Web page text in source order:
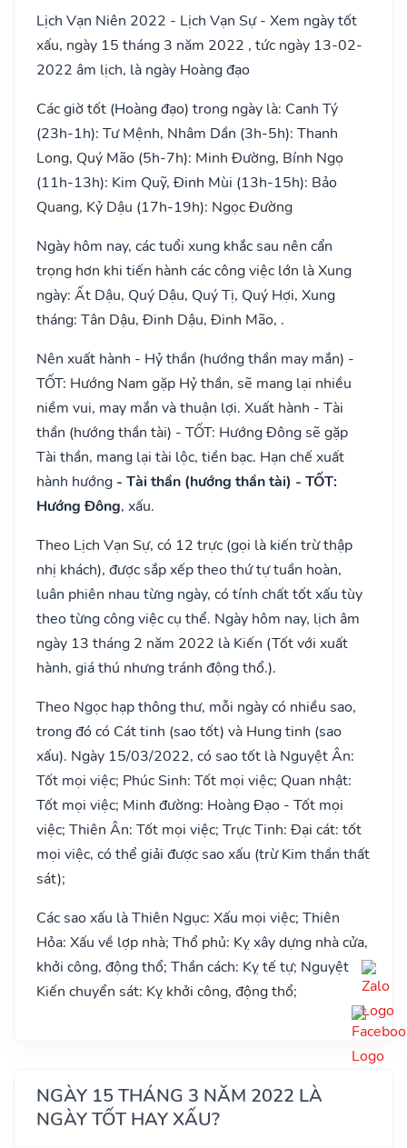
Lịch Vạn Niên 2022 - Lịch Vạn Sự - Xem ngày tốt
xấu, ngày 15 tháng 3 năm 2022 , tức ngày 13-02-
2022 âm lịch, là ngày Hoàng đạo
Các giờ tốt (Hoàng đạo) trong ngày là: Canh Tý
(23h-1h): Tư Mệnh, Nhâm Dần (3h-5h): Thanh
Long, Quý Mão (5h-7h): Minh Đường, Bính Ngọ
(11h-13h): Kim Quỹ, Đinh Mùi (13h-15h): Bảo
Quang, Kỷ Dậu (17h-19h): Ngọc Đường
Ngày hôm nay, các tuổi xung khắc sau nên cẩn
trọng hơn khi tiến hành các công việc lớn là Xung
ngày: Ất Dậu, Quý Dậu, Quý Tị, Quý Hợi, Xung
tháng: Tân Dậu, Đinh Dậu, Đinh Mão, .
Nên xuất hành - Hỷ thần (hướng thần may mắn) -
TỐT: Hướng Nam gặp Hỷ thần, sẽ mang lại nhiều
niềm vui, may mắn và thuận lợi. Xuất hành - Tài
thần (hướng thần tài) - TỐT: Hướng Đông sẽ gặp
Tài thần, mang lại tài lộc, tiền bạc. Hạn chế xuất
hành hướng - Tài thần (hướng thần tài) - TỐT:
Hướng Đông, xấu.
Theo Lịch Vạn Sự, có 12 trực (gọi là kiến trừ thập
nhị khách), được sắp xếp theo thứ tự tuần hoàn,
luân phiên nhau từng ngày, có tính chất tốt xấu tùy
theo từng công việc cụ thể. Ngày hôm nay, lịch âm
ngày 13 tháng 2 năm 2022 là Kiến (Tốt với xuất
hành, giá thú nhưng tránh động thổ.).
Theo Ngọc hạp thông thư, mỗi ngày có nhiều sao,
trong đó có Cát tinh (sao tốt) và Hung tinh (sao
xấu). Ngày 15/03/2022, có sao tốt là Nguyệt Ân:
Tốt mọi việc; Phúc Sinh: Tốt mọi việc; Quan nhật:
Tốt mọi việc; Minh đường: Hoàng Đạo - Tốt mọi
việc; Thiên Ân: Tốt mọi việc; Trực Tinh: Đại cát: tốt
mọi việc, có thể giải được sao xấu (trừ Kim thần thất
sát);
Các sao xấu là Thiên Ngục: Xấu mọi việc; Thiên
Hỏa: Xấu về lợp nhà; Thổ phủ: Kỵ xây dựng nhà cửa,
khởi công, động thổ; Thần cách: Kỵ tế tự; Nguyệt
Kiến chuyển sát: Kỵ khởi công, động thổ;
NGÀY 15 THÁNG 3 NĂM 2022 LÀ
NGÀY TỐT HAY XẤU?